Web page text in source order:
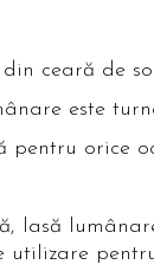
ceară de
este
pentru orice
lasă
utilizare